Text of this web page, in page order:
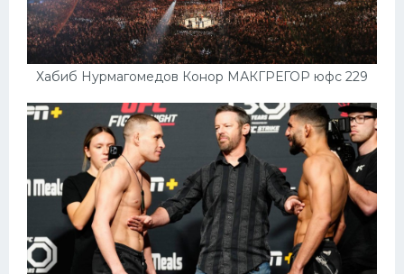
Хабиб Нурмагомедов Конор МАКГРЕГОР юфс 229